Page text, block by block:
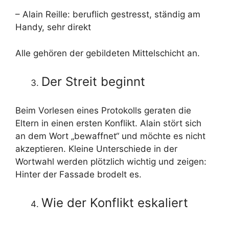
– Alain Reille: beruflich gestresst, ständig am
Handy, sehr direkt
Alle gehören der gebildeten Mittelschicht an.
Der Streit beginnt
Beim Vorlesen eines Protokolls geraten die
Eltern in einen ersten Konflikt. Alain stört sich
an dem Wort „bewaffnet“ und möchte es nicht
akzeptieren. Kleine Unterschiede in der
Wortwahl werden plötzlich wichtig und zeigen:
Hinter der Fassade brodelt es.
Wie der Konflikt eskaliert